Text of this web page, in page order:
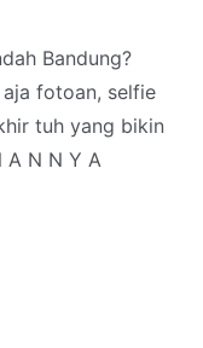
Bandung?
fotoan, selfie
tuh yang bikin
A N N Y A